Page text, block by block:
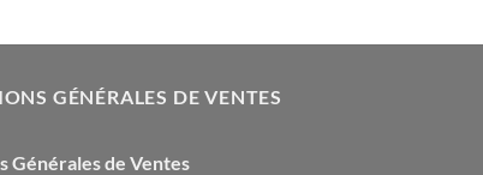
GÉNÉRALES DE VENTES
Générales de Ventes